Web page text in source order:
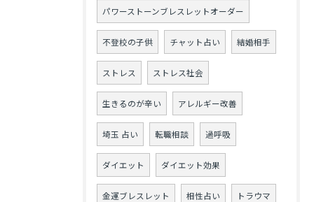
パワーストーンブレスレットオーダー
不登校の子供 チャット占い 結婚相手
ストレス ストレス社会
生きるのが辛い アレルギー改善
埼玉 占い 転職相談 過呼吸
ダイエット ダイエット効果
金運ブレスレット 相性占い トラウマ